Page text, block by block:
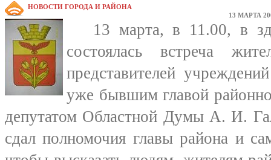
НОВОСТИ ГОРОДА И РАЙОНА
13 МАРТА
13 марта, в 11.00, в
состоялась встреча
представителей
уже бывшим главой
депутатом Областной Думы А. И.
сдал полномочия главы района и